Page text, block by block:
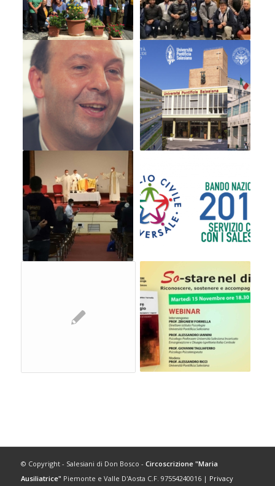
© Copyright - Salesiani di Don Bosco - Circoscrizione "Maria
Ausiliatrice" Piemonte e Valle D'Aosta C.F. 97554240016 | Privacy